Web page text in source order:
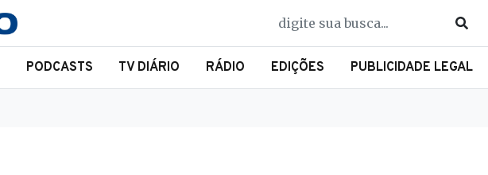
PODCASTS TV DIÁRIO RÁDIO EDIÇÕES PUBLICIDADE LEGAL